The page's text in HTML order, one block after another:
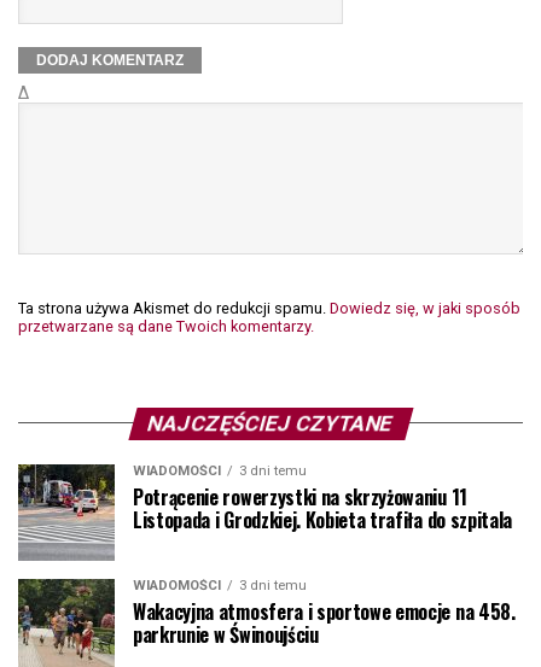
Δ
Ta strona używa Akismet do redukcji spamu. Dowiedz się, w jaki sposób
przetwarzane są dane Twoich komentarzy.
NAJCZĘŚCIEJ CZYTANE
WIADOMOŚCI 3 dni temu
Potrącenie rowerzystki na skrzyżowaniu 11
Listopada i Grodzkiej. Kobieta trafiła do szpitala
WIADOMOŚCI 3 dni temu
Wakacyjna atmosfera i sportowe emocje na 458.
parkrunie w Świnoujściu